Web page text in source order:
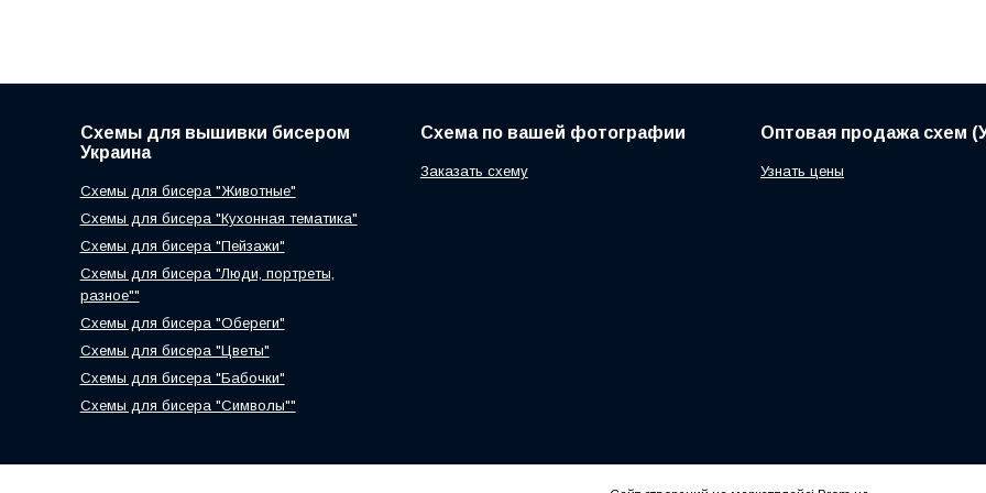
Схемы для вышивки бисером
Украина
Схемы для бисера "Животные"
Схемы для бисера "Кухонная тематика"
Схемы для бисера "Пейзажи"
Схемы для бисера "Люди, портреты,
разное""
Схемы для бисера "Обереги"
Схемы для бисера "Цветы"
Схемы для бисера "Бабочки"
Схемы для бисера "Символы""
Схема по вашей фотографии
Заказать схему
Оптовая продажа схем
Узнать цены